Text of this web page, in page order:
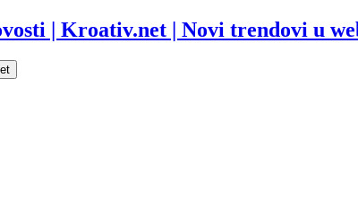
| Kroativ.net | Novi trendovi u